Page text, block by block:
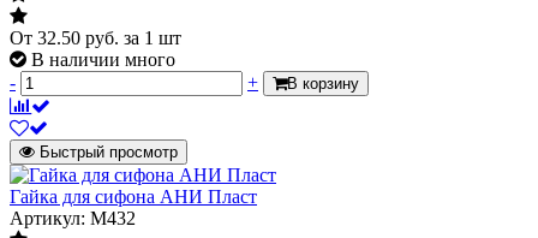
От 32.50 руб. за 1 шт
В наличии много
-
+ В корзину
Быстрый просмотр
Гайка для сифона АНИ Пласт
Артикул: M432